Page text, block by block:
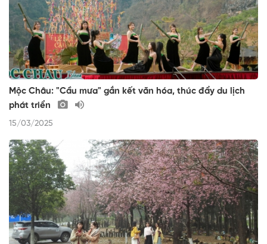
Mộc Châu: "Cầu mưa" gắn kết văn hóa, thúc đẩy du lịch
phát triển
15/03/2025